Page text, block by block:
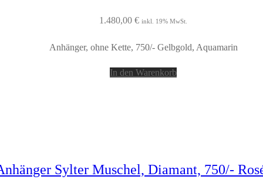
1.480,00 € inkl. 19% MwSt.
Anhänger, ohne Kette, 750/- Gelbgold, Aquamarin
In den Warenkorb
Sylter Muschel, Diamant, 750/-